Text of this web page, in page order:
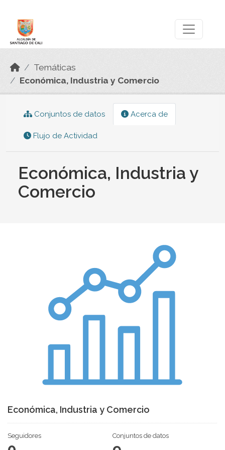
Temáticas
Económica, Industria y Comercio
Económica, Industria y Comercio
Seguidores Conjuntos de datos
Conjuntos de datos Acerca de
Flujo de Actividad
Económica, Industria y
Comercio